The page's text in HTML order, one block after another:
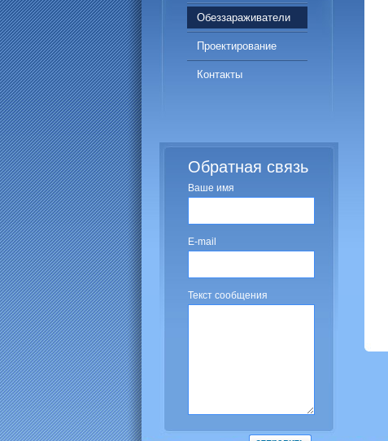
Обеззараживатели
Проектирование
Контакты
Обратная связь
Ваше имя
E-mail
Текст сообщения